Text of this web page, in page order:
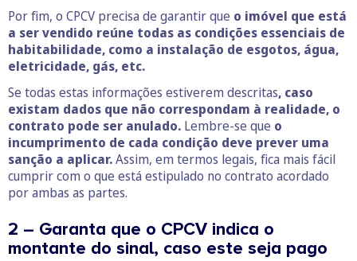
Por fim, o CPCV precisa de garantir que o imóvel que está
a ser vendido reúne todas as condições essenciais de
habitabilidade, como a instalação de esgotos, água,
eletricidade, gás, etc.
Se todas estas informações estiverem descritas, caso
existam dados que não correspondam à realidade, o
contrato pode ser anulado. Lembre-se que o
incumprimento de cada condição deve prever uma
sanção a aplicar.Assim, em termos legais, fica mais fácil
cumprir com o que está estipulado no contrato acordado
por ambas as partes.
2 – Garanta que o CPCV indica o
montante do sinal, caso este seja pago